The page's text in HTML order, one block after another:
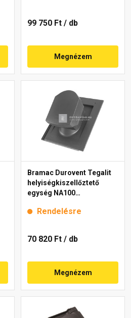
99 750 Ft / db
Megnézem
Bramac Durovent Tegalit
helyiségkiszellőztető
egység NA100
Rendelésre
70 820 Ft / db
Megnézem